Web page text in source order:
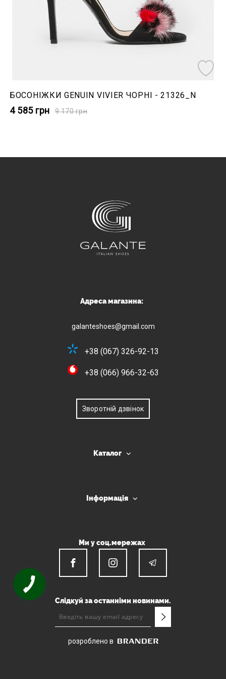
БОСОНІЖКИ GENUIN VIVIER ЧОРНІ - 21326_N
4 585 грн 9 170грн
Адреса магазина:
galanteshoes@gmail.com
+38 (067) 326-92-13
+38 (066) 966-32-63
Зворотній дзвінок
Каталог
Інформація
Ми у соц.мережах
Слідкуй за останніми новинами.
розроблено в